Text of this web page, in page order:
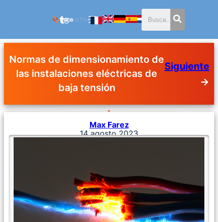
Normas de dimensionamiento de
las instalaciones eléctricas de
baja tensión
Siguiente
→
Max Farez
14 agosto 2023